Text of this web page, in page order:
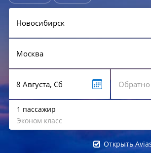
1 пассажир
Эконом класс
Открыть